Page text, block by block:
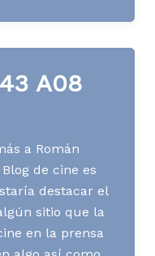
A08
a Román
de cine es
destacar el
sitio que la
en la prensa